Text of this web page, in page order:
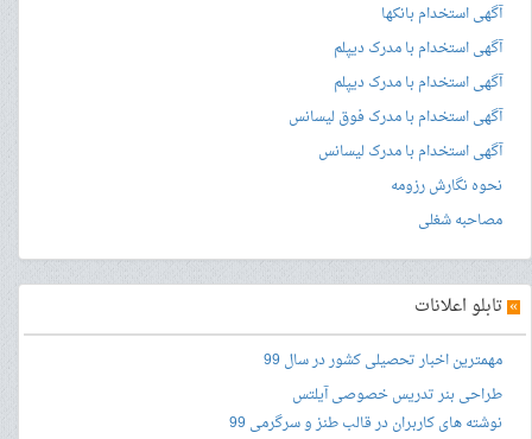
آگهی استخدام بانکها
آگهی استخدام با مدرک دیپلم
آگهی استخدام با مدرک دیپلم
آگهی استخدام با مدرک فوق لیسانس
آگهی استخدام با مدرک لیسانس
نحوه نگارش رزومه
مصاحبه شغلی
» تابلو اعلانات
مهمترین اخبار تحصیلی کشور در سال 99
طراحی بنرتدریس خصوصی آیلتس
نوشته های کاربران در قالب طنز و سرگرمی 99